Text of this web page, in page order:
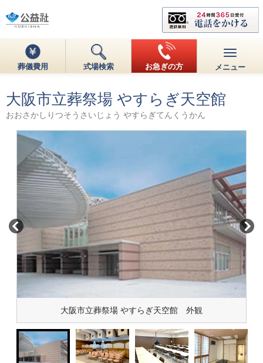
葬儀費用 式場検索 お急ぎの方 メニュー
大阪市立葬祭場 やすらぎ天空館
おおさかしりつそうさいじょう やすらぎてんくうかん
大阪市立葬祭場 やすらぎ天空館 外観